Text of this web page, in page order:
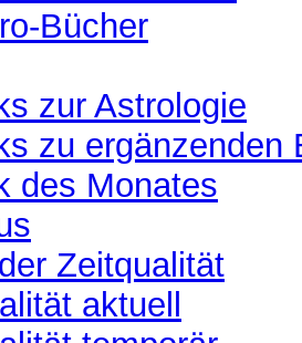
Bücher
zur Astrologie
zu ergänzenden
des Monates
Zeitqualität
aktuell